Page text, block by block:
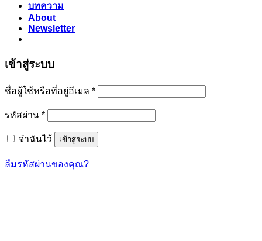
บทความ
About
Newsletter
เข้าสู่ระบบ
ชื่อผู้ใช้หรือที่อยู่อีเมล *ต้องการ
รหัสผ่าน *ต้องการ
จำฉันไว้ เข้าสู่ระบบ
ลืมรหัสผ่านของคุณ?